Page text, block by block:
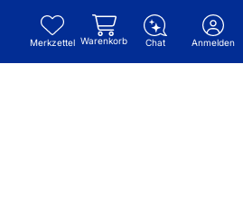
Merkzettel Warenkorb Chat Anmelden